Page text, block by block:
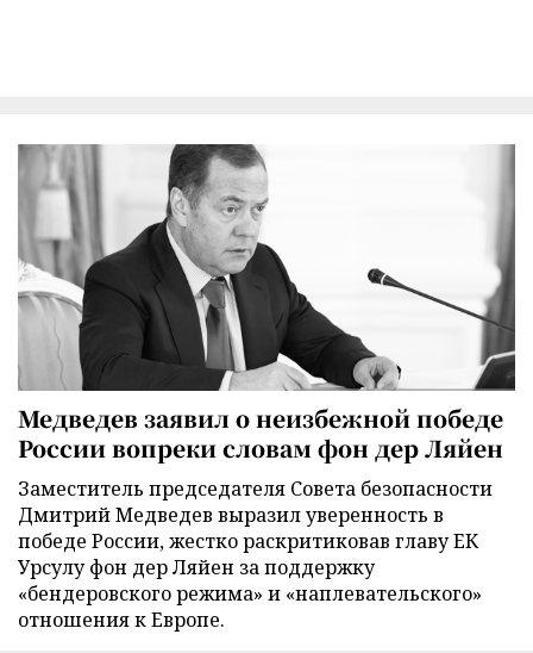
Медведев заявил о неизбежной победе
России вопреки словам фон дер Ляйен
Заместитель председателя Совета безопасности
Дмитрий Медведев выразил уверенность в
победе России, жестко раскритиковав главу ЕК
Урсулу фон дер Ляйен за поддержку
«бендеровского режима» и «наплевательского»
отношения к Европе.